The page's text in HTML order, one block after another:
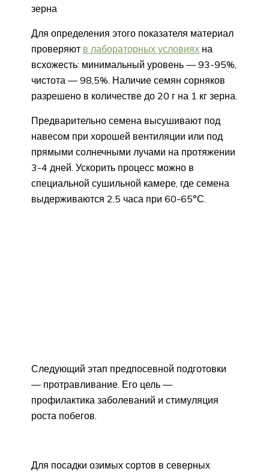
зерна
Для определения этого показателя материал
проверяют в лабораторных условиях на
всхожесть: минимальный уровень — 93-95%,
чистота — 98,5%. Наличие семян сорняков
разрешено в количестве до 20 г на 1 кг зерна.
Предварительно семена высушивают под
навесом при хорошей вентиляции или под
прямыми солнечными лучами на протяжении
3-4 дней. Ускорить процесс можно в
специальной сушильной камере, где семена
выдерживаются 2,5 часа при 60-65°С.
Следующий этап предпосевной подготовки
— протравливание. Его цель —
профилактика заболеваний и стимуляция
роста побегов.
Для посадки озимых сортов в северных